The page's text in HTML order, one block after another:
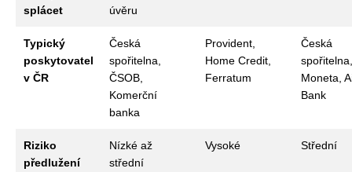
splácet
úvěru
Typický
poskytovatel
v ČR
Česká
spořitelna,
ČSOB,
Komerční
banka
Provident,
Home Credit,
Ferratum
Česká
spořitelna,
Moneta,
Bank
Riziko
předlužení
Nízké až
střední
Vysoké Střední